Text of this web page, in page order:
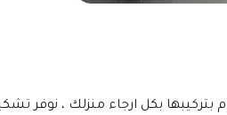
بكل ارجاء منزلك ، نوفر